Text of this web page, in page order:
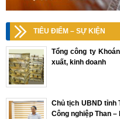
TIÊU ĐIỂM – SỰ KIỆN
Tổng công ty
xuất, kinh doanh
Chủ tịch UBND tỉnh
Công nghiệp Than